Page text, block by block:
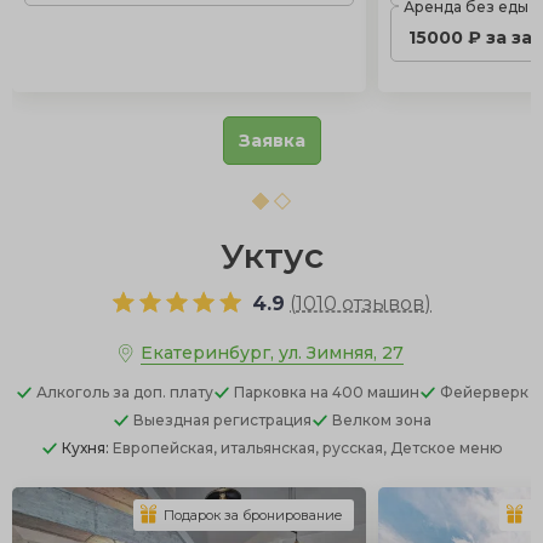
Аренда без еды
15000 ₽ за
Заявка
Уктус
4.9 (1010 отзывов)
Екатеринбург, ул. Зимняя, 27
Алкоголь за доп. плату Парковка на 400 машин
Фейерверк
Выездная регистрация
Велком зона
Кухня: Европейская, итальянская, русская, Детское меню
Подарок за бронирование